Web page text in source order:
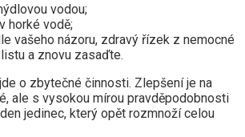
vodou;
horké vodě;
vašeho názoru, zdravý řízek z nemocné
a znovu zasaďte.
o zbytečné činnosti. Zlepšení je na
ale s vysokou mírou pravděpodobnosti
jedinec, který opět rozmnoží celou